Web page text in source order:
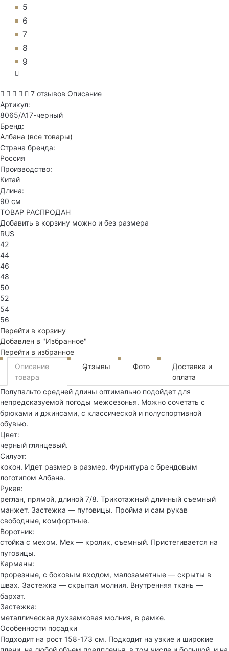
5
6
7
8
9
7 отзывов Описание
Артикул:
8065/А17-черный
Бренд:
Албана (все товары)
Страна бренда:
Россия
Производство:
Китай
Длина:
90 см
ТОВАР РАСПРОДАН
Добавить в корзину можно и без размера
RUS
42
44
46
48
50
52
54
56
Перейти в корзину
Добавлен в "Избранное"
Перейти в избранное
Описание
товара
Отзывы
7 Фото
Доставка и
оплата
Полупальто средней длины оптимально подойдет для
непредсказуемой погоды межсезонья. Можно сочетать с
брюками и джинсами, с классической и полуспортивной
обувью.
Цвет:
черный глянцевый.
Силуэт:
кокон. Идет размер в размер. Фурнитура с брендовым
логотипом Албана.
Рукав:
реглан, прямой, длиной 7/8. Трикотажный длинный съемный
манжет. Застежка — пуговицы. Пройма и сам рукав
свободные, комфортные.
Воротник:
стойка с мехом. Мех — кролик, съемный. Пристегивается на
пуговицы.
Карманы:
прорезные, с боковым входом, малозаметные — скрыты в
швах. Застежка — скрытая молния. Внутренняя ткань —
бархат.
Застежка:
металлическая духзамковая молния, в рамке.
Особенности посадки
Подходит на рост 158-173 см. Подходит на узкие и широкие